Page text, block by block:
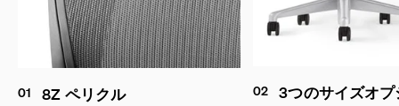
01 8Z ペリクル 02 3つのサイズオプ